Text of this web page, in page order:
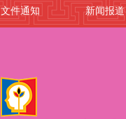
文件通知 新闻报道